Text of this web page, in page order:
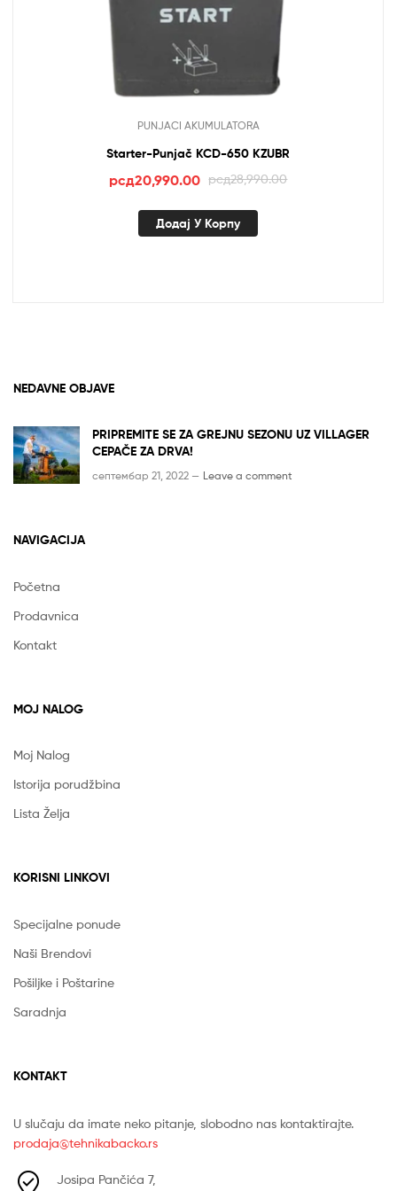
PUNJACI AKUMULATORA
Starter-Punjač KCD-650 KZUBR
рсд28,990.00
Оригинална
је
рсд20,990.00Тренутна
је:
Додај У Корпу
NEDAVNE OBJAVE
PRIPREMITE SE ZA GREJNU SEZONU UZ VILLAGER
CEPAČE ZA DRVA!
септембар 21, 2022 — Leave a comment
NAVIGACIJA
Početna
Prodavnica
Kontakt
MOJ NALOG
Moj Nalog
Istorija porudžbina
Lista Želja
KORISNI LINKOVI
Specijalne ponude
Naši Brendovi
Pošiljke i Poštarine
Saradnja
KONTAKT
U slučaju da imate neko pitanje, slobodno nas kontaktirajte.
prodaja@tehnikabacko.rs
Josipa Pančića 7,